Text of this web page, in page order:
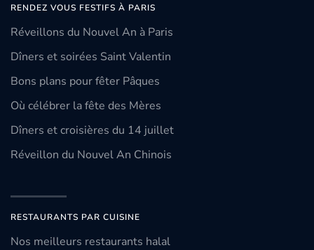
RENDEZ VOUS FESTIFS À PARIS
Réveillons du Nouvel An à Paris
Dîners et soirées Saint Valentin
Bons plans pour fêter Pâques
Où célébrer la fête des Mères
Dîners et croisières du 14 juillet
Réveillon du Nouvel An Chinois
RESTAURANTS PAR CUISINE
Nos meilleurs restaurants halal